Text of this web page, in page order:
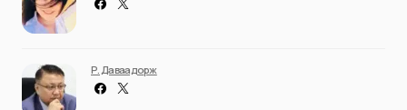
Р. Даваадорж